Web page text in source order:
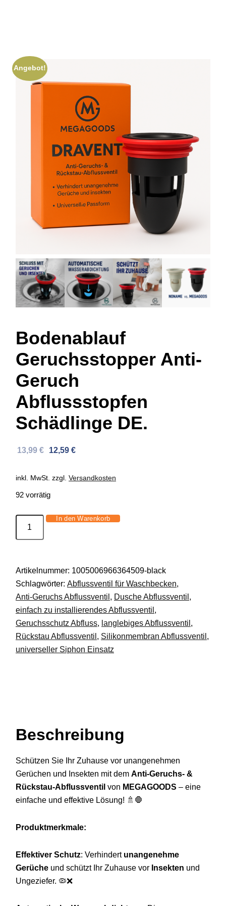
Angebot!
Bodenablauf
Geruchsstopper Anti-
Geruch
Abflussstopfen
Schädlinge DE.
Ursprünglicher
war:
13,99 €
Aktueller
ist:
12,59 €
inkl. MwSt. zzgl. Versandkosten
92 vorrätig
Bodenablauf
Abflussstopfen
Schädlinge
DE.
Menge
In den Warenkorb
Artikelnummer: 1005006966364509-black
Schlagwörter: Abflussventil für Waschbecken,
Anti-Geruchs Abflussventil , Dusche Abflussventil ,
einfach zu installierendes Abflussventil ,
Geruchsschutz Abfluss, langlebiges Abflussventil ,
Rückstau Abflussventil , Silikonmembran Abflussventil ,
universeller Siphon Einsatz
Beschreibung
Schützen Sie Ihr Zuhause vor unangenehmen
Gerüchen und Insekten mit dem Anti-Geruchs- &
Rückstau-Abflussventil von MEGAGOODS – eine
einfache und effektive Lösung! 🚿🛑
Produktmerkmale:
Effektiver Schutz: Verhindert unangenehme
Gerüche und schützt Ihr Zuhause vor Insekten und
Ungeziefer. 🦠❌